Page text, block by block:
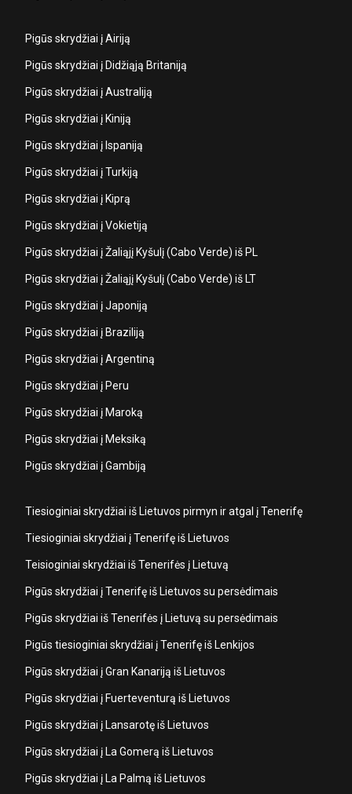
Pigūs skrydžiai į Airiją
Pigūs skrydžiai į Didžiąją Britaniją
Pigūs skrydžiai į Australiją
Pigūs skrydžiai į Kiniją
Pigūs skrydžiai į Ispaniją
Pigūs skrydžiai į Turkiją
Pigūs skrydžiai į Kiprą
Pigūs skrydžiai į Vokietiją
Pigūs skrydžiai į Žaliąjį Kyšulį (Cabo Verde) iš PL
Pigūs skrydžiai į Žaliąjį Kyšulį (Cabo Verde) iš LT
Pigūs skrydžiai į Japoniją
Pigūs skrydžiai į Braziliją
Pigūs skrydžiai į Argentiną
Pigūs skrydžiai į Peru
Pigūs skrydžiai į Maroką
Pigūs skrydžiai į Meksiką
Pigūs skrydžiai į Gambiją
Tiesioginiai skrydžiai iš Lietuvos pirmyn ir atgal į Tenerifę
Tiesioginiai skrydžiai į Tenerifę iš Lietuvos
Teisioginiai skrydžiai iš Tenerifės į Lietuvą
Pigūs skrydžiai į Tenerifę iš Lietuvos su persėdimais
Pigūs skrydžiai iš Tenerifės į Lietuvą su persėdimais
Pigūs tiesioginiai skrydžiai į Tenerifę iš Lenkijos
Pigūs skrydžiai į Gran Kanariją iš Lietuvos
Pigūs skrydžiai į Fuerteventurą iš Lietuvos
Pigūs skrydžiai į Lansarotę iš Lietuvos
Pigūs skrydžiai į La Gomerą iš Lietuvos
Pigūs skrydžiai į La Palmą iš Lietuvos